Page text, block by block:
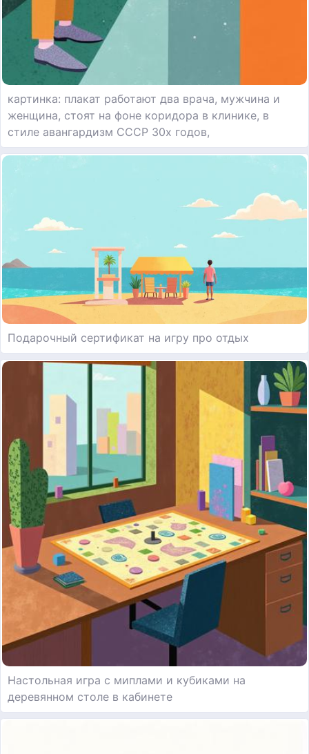
картинка: плакат работают два врача, мужчина и
женщина, стоят на фоне коридора в клинике, в
стиле авангардизм СССР 30х годов,
Подарочный сертификат на игру про отдых
Настольная игра с миплами и кубиками на
деревянном столе в кабинете